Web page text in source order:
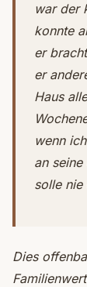
war der
konnte
er
er
Haus
wenn
an
solle nie
Dies